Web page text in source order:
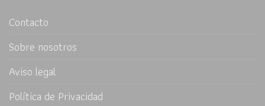
Contacto
Sobre nosotros
Aviso legal
Política de Privacidad